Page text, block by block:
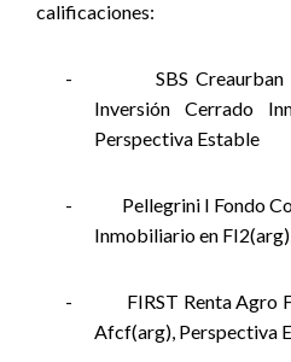
calificaciones:
-
SBS
Inversión Cerrado
Perspectiva Estable
-
Pellegrini I Fondo
Inmobiliario en
-
FIRST Renta Agro
Afcf(arg), Perspectiva